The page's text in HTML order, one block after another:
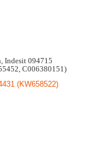
Indesit 094715
C006380151)